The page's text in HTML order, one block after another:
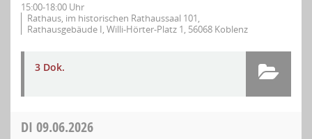
15:00-18:00 Uhr
Rathaus, im historischen Rathaussaal 101,
Rathausgebäude I, Willi-Hörter-Platz 1, 56068 Koblenz
3 Dok.
DI 09.06.2026